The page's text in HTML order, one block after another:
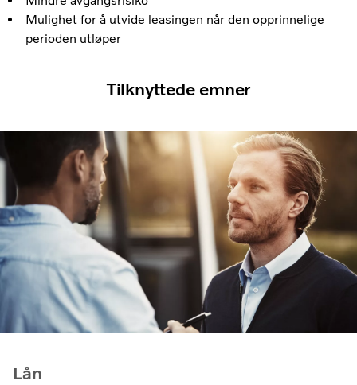
Mulighet for å utvide leasingen når den opprinnelige
perioden utløper
Tilknyttede emner
Lån